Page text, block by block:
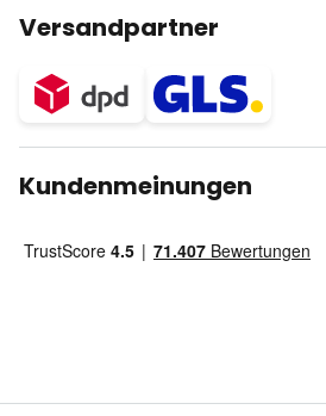
Versandpartner
Kundenmeinungen